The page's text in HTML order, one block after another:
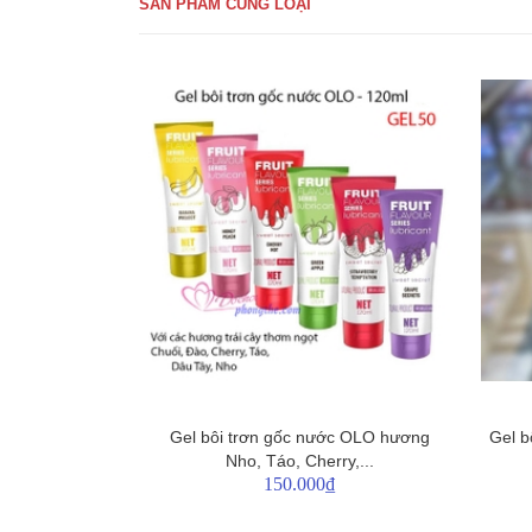
SẢN PHẨM CÙNG LOẠI
Gel bôi trơn gốc nước OLO hương
Nho, Táo, Cherry,...
150.000₫
Gel